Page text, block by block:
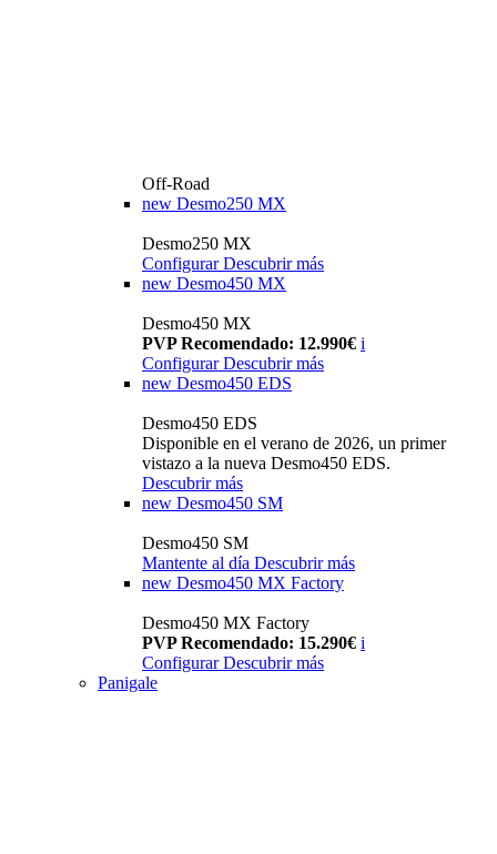
Off-Road
new Desmo250 MX
Desmo250 MX
Configurar Descubrir más
new Desmo450 MX
Desmo450 MX
PVP Recomendado: 12.990€ i
Configurar Descubrir más
new Desmo450 EDS
Desmo450 EDS
Disponible en el verano de 2026, un primer
vistazo a la nueva Desmo450 EDS.
Descubrir más
new Desmo450 SM
Desmo450 SM
Mantente al día Descubrir más
new Desmo450 MX Factory
Desmo450 MX Factory
PVP Recomendado: 15.290€ i
Configurar Descubrir más
Panigale